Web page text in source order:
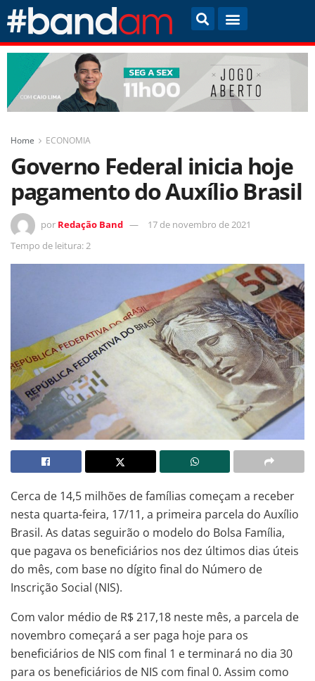
Home ECONOMIA
Governo Federal inicia hoje
pagamento do Auxílio Brasil
por Redação Band
17 de novembro de 2021
Tempo de leitura: 2
Cerca de 14,5 milhões de famílias começam a receber
nesta quarta-feira, 17/11, a primeira parcela do Auxílio
Brasil. As datas seguirão o modelo do Bolsa Família,
que pagava os beneficiários nos dez últimos dias úteis
do mês, com base no dígito final do Número de
Inscrição Social (NIS).
Com valor médio de R$ 217,18 neste mês, a parcela de
novembro começará a ser paga hoje para os
beneficiários de NIS com final 1 e terminará no dia 30
para os beneficiários de NIS com final 0. Assim como